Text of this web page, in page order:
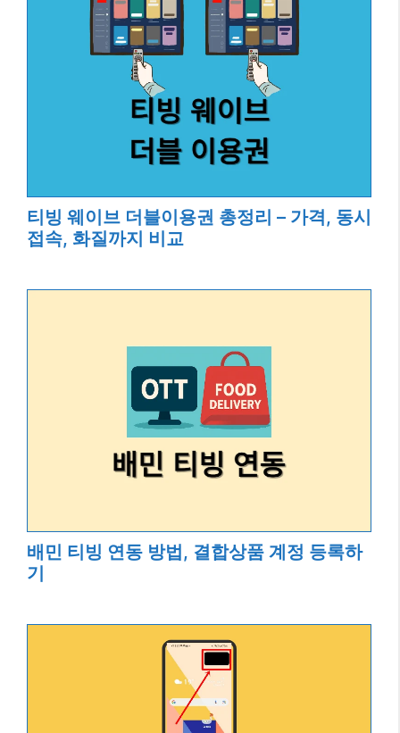
티빙 웨이브 더블이용권 총정리 – 가격, 동시
접속, 화질까지 비교
배민 티빙 연동 방법, 결합상품 계정 등록하
기